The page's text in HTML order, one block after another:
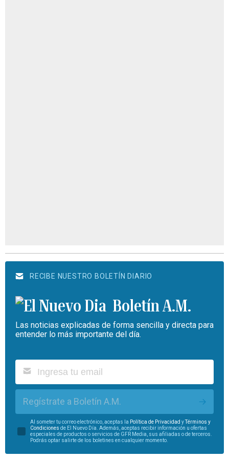
RECIBE NUESTRO BOLETÍN DIARIO
Boletín A.M.
Las noticias explicadas de forma sencilla y directa para
entender lo más importante del día.
Regístrate a Boletín A.M.
Al someter tu correo electrónico, aceptas la Política de Privacidad yTérminos y
Condiciones de El Nuevo Día. Además, aceptas recibir información u ofertas
especiales de productos o servicios de GFR Media, sus afiliadas o de terceros.
Podrás optar salirte de los boletines en cualquier momento.